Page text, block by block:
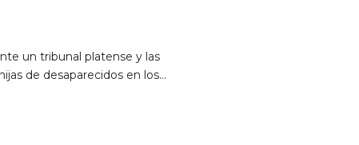
un tribunal platense y las
de desaparecidos en los…